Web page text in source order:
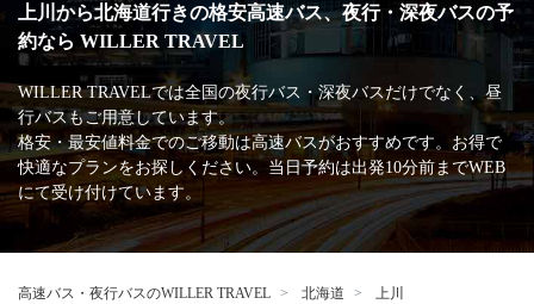
上川から北海道行きの格安高速バス、夜行・深夜バスの予
約なら WILLER TRAVEL
WILLER TRAVELでは全国の夜行バス・深夜バスだけでなく、昼
行バスもご用意しています。
格安・最安値料金でのご移動は高速バスがおすすめです。お得で
快適なプランをお探しください。当日予約は出発10分前までWEB
にて受け付けています。
高速バス・夜行バスのWILLER TRAVEL 北海道
上川